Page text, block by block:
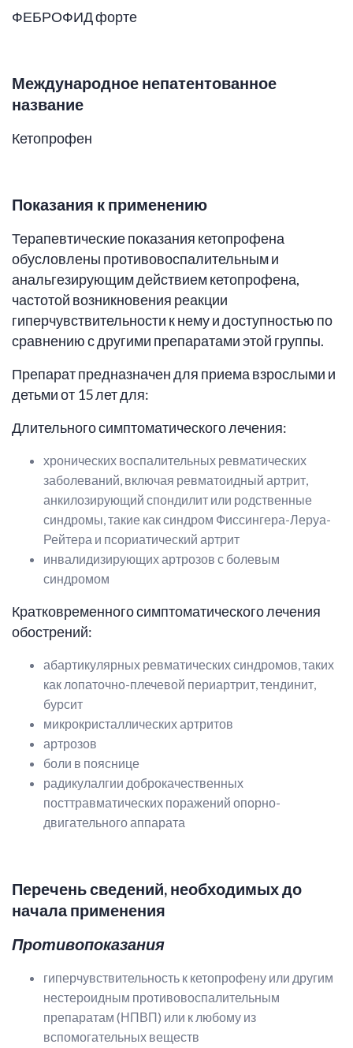
ФЕБРОФИД форте
Международное непатентованное
название
Кетопрофен
Показания к применению
Терапевтические показания кетопрофена
обусловлены противовоспалительным и
анальгезирующим действием кетопрофена,
частотой возникновения реакции
гиперчувствительности к нему и доступностью по
сравнению с другими препаратами этой группы.
Препарат предназначен для приема взрослыми и
детьми от 15 лет для:
Длительного симптоматического лечения:
хронических воспалительных ревматических
заболеваний, включая ревматоидный артрит,
анкилозирующий спондилит или родственные
синдромы, такие как синдром Фиссингера-Леруа-
Рейтера и псориатический артрит
инвалидизирующих артрозов с болевым
синдромом
Кратковременного симптоматического лечения
обострений:
абартикулярных ревматических синдромов, таких
как лопаточно-плечевой периартрит, тендинит,
бурсит
микрокристаллических артритов
артрозов
боли в пояснице
радикулалгии доброкачественных
посттравматических поражений опорно-
двигательного аппарата
Перечень сведений, необходимых до
начала применения
Противопоказания
гиперчувствительность к кетопрофену или другим
нестероидным противовоспалительным
препаратам (НПВП) или к любому из
вспомогательных веществ